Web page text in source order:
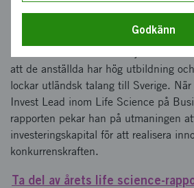
landet. Men investeringar
att de anställda har hög utbildning
lockar utländsk talang till Sverige. När
Invest Lead inom Life Science på
rapporten pekar han på utmaningen
investeringskapital för att realisera
konkurrenskraften.
Ta del av årets life science-
Godkänn